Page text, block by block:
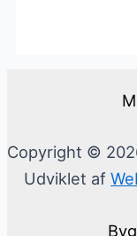
Copyright ©
Udviklet af